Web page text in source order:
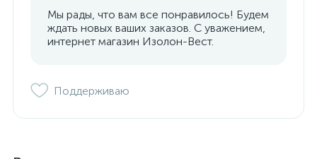
Мы рады, что вам все понравилось! Будем
ждать новых ваших заказов. С уважением,
интернет магазин Изолон-Вест.
Поддерживаю